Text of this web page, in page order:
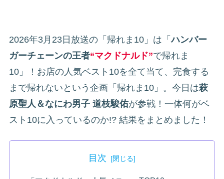
2026年3月23日放送の「帰れま10」は「ハンバー
ガーチェーンの王者“マクドナルド”で帰れま
10」！お店の人気ベスト10を全て当て、完食する
まで帰れないという企画「帰れま10」。今日は萩
原聖人＆なにわ男子 道枝駿佑が参戦！一体何がベ
スト10に入っているのか!? 結果をまとめました！
目次